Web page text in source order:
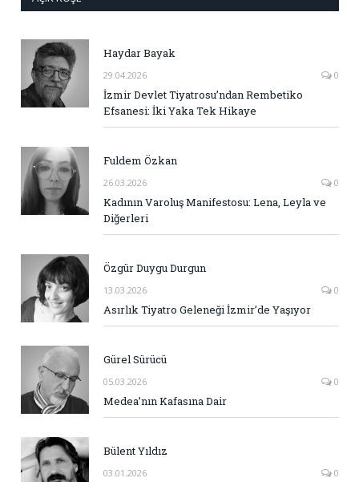
Haydar Bayak
29.04.2026 0
İzmir Devlet Tiyatrosu’ndan Rembetiko
Efsanesi: İki Yaka Tek Hikaye
Fuldem Özkan
26.03.2026 0
Kadının Varoluş Manifestosu: Lena, Leyla ve
Diğerleri
Özgür Duygu Durgun
13.03.2026 0
Asırlık Tiyatro Geleneği İzmir’de Yaşıyor
Gürel Sürücü
05.03.2026 0
Medea’nın Kafasına Dair
Bülent Yıldız
03.01.2026 0